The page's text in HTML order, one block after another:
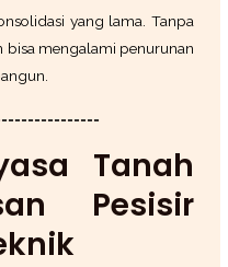
yang lama. Tanpa
bisa mengalami penurunan
Tanah
Pesisir